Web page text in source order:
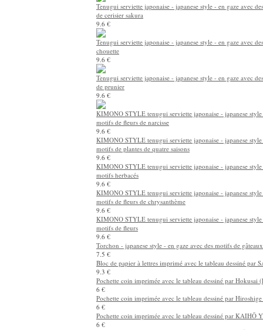
Tenugui serviette japonaise - japanese style - en gaze avec
de cerisier sakura
9.6 €
Tenugui serviette japonaise - japanese style - en gaze avec
chouette
9.6 €
Tenugui serviette japonaise - japanese style - en gaze avec
de prunier
9.6 €
KIMONO STYLE tenugui serviette japonaise - japanese style
motifs de fleurs de narcisse
9.6 €
KIMONO STYLE tenugui serviette japonaise - japanese style
motifs de plantes de quatre saisons
9.6 €
KIMONO STYLE tenugui serviette japonaise - japanese style
motifs herbacés
9.6 €
KIMONO STYLE tenugui serviette japonaise - japanese style
motifs de fleurs de chrysanthème
9.6 €
KIMONO STYLE tenugui serviette japonaise - japanese style
motifs de fleurs
9.6 €
Torchon - japanese style - en gaze avec des motifs de
7.5 €
Bloc de papier à lettres imprimé avec le tableau dessiné par
9.3 €
Pochette coin imprimée avec le tableau dessiné par Hokusai
6 €
Pochette coin imprimée avec le tableau dessiné par
6 €
Pochette coin imprimée avec le tableau dessiné par KAIHŌ
6 €